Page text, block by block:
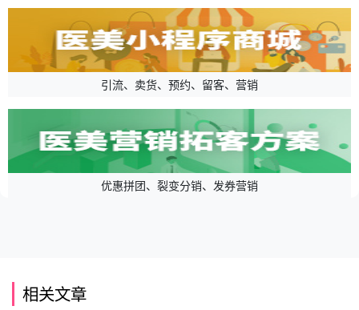
引流、卖货、预约、留客、营销
优惠拼团、裂变分销、发券营销
相关文章